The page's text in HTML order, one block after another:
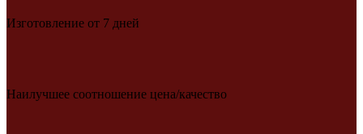
Изготовление от 7 дней
Наилучшее соотношение цена/качество